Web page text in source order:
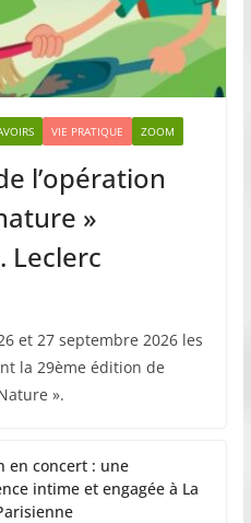
VIE PRATIQUE ZOOM
l’opération
»
Leclerc
et 27 septembre 2026 les
la 29ème édition de
».
en concert : une
intime et engagée à La